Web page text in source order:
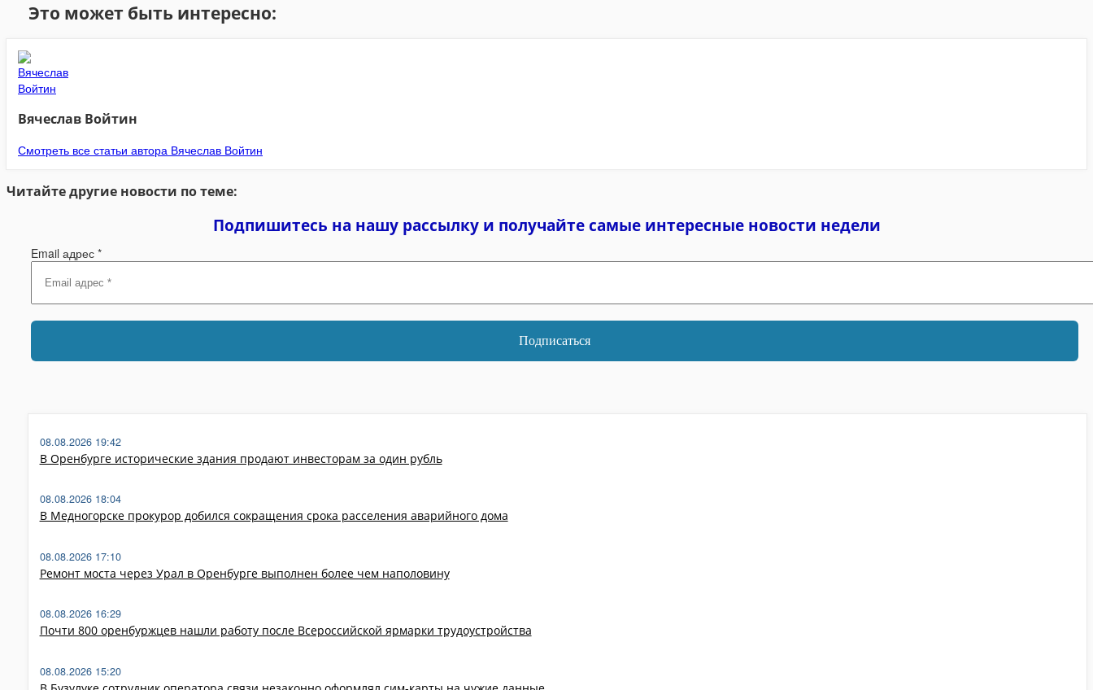
Это может быть интересно:
Вячеслав Войтин
Смотреть все статьи автора Вячеслав Войтин
Читайте другие новости по теме:
Подпишитесь на нашу рассылку и получайте самые интересные новости недели
Email адрес *
В Оренбурге исторические здания продают инвесторам за один рубль
08.08.2026 19:42
В Медногорске прокурор добился сокращения срока расселения аварийного дома
08.08.2026 18:04
Ремонт моста через Урал в Оренбурге выполнен более чем наполовину
08.08.2026 17:10
Почти 800 оренбуржцев нашли работу после Всероссийской ярмарки трудоустройства
08.08.2026 16:29
08.08.2026 15:20